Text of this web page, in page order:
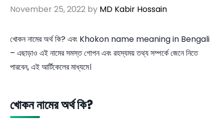
November 25, 2022 by MD Kabir Hossain
খোকন নামের অর্থ কি? এবং Khokon name meaning in Bengali
– এছাড়াও এই নামের সমস্ত গোপন এবং রহস্যময় তথ্য সম্পর্কে জেনে নিতে
পারবেন, এই আর্টিকেলের মাধ্যমে।
খোকন নামের অর্থ কি?